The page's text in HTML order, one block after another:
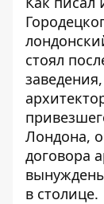
стоял
Лондона,
договора
в столице.